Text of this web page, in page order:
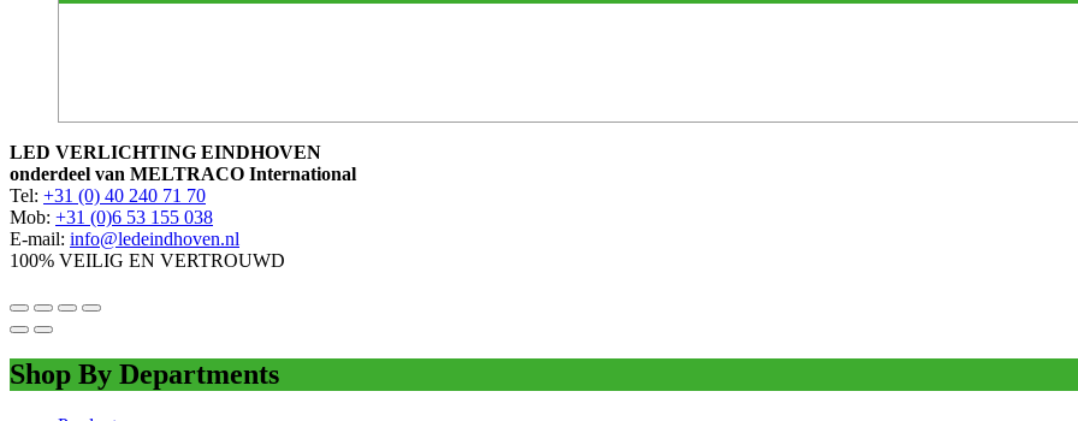
LED VERLICHTING EINDHOVEN
onderdeel van MELTRACO International
Tel: +31 (0) 40 240 71 70
Mob: +31 (0)6 53 155 038
E-mail: info@ledeindhoven.nl
100% VEILIG EN VERTROUWD
Shop By Departments